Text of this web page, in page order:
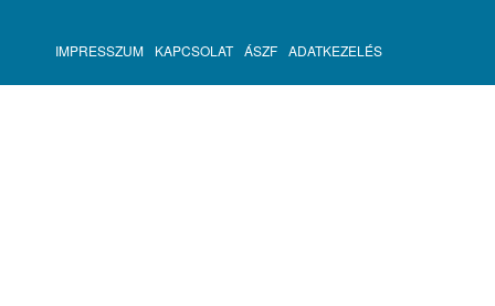
IMPRESSZUM KAPCSOLAT ÁSZF ADATKEZELÉS